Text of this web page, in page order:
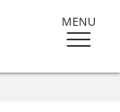
MENU